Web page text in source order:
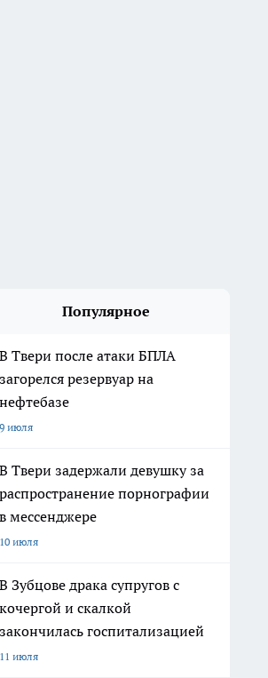
Популярное
В Твери после атаки БПЛА
загорелся резервуар на
нефтебазе
9 июля
В Твери задержали девушку за
распространение порнографии
в мессенджере
10 июля
В Зубцове драка супругов с
кочергой и скалкой
закончилась госпитализацией
11 июля